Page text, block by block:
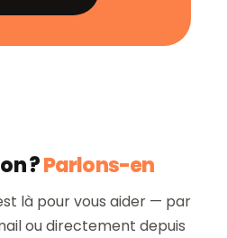
?Parlons-en
là pour vous aider — par
ou directement depuis